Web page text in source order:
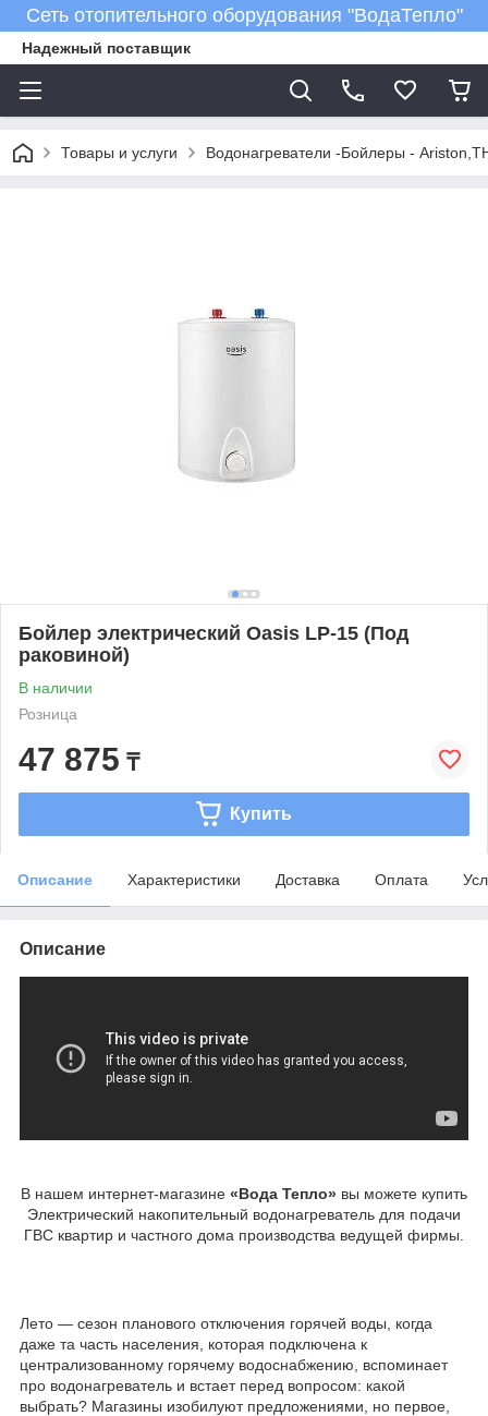
Сеть отопительного оборудования "ВодаТепло"
Надежный поставщик
Товары и услуги Водонагреватели -Бойлеры -
Бойлер электрический Oasis LР-15 (Под
раковиной)
В наличии
Розница
47 875 ₸
Купить
Описание Характеристики Доставка Оплата
Описание
В нашем интернет-магазине «Вода Тепло» вы можете купить
Электрический накопительный водонагреватель для подачи
ГВС квартир и частного дома производства ведущей фирмы.
Лето — сезон планового отключения горячей воды, когда
даже та часть населения, которая подключена к
централизованному горячему водоснабжению, вспоминает
про водонагреватель и встает перед вопросом: какой
выбрать? Магазины изобилуют предложениями, но первое,